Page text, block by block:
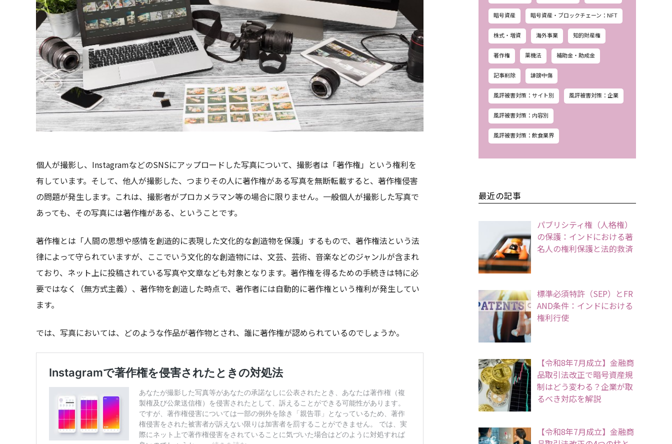
個人が撮影し、InstagramなどのSNSにアップロードした写真について、撮影者は「著作権」という権利を
有しています。そして、他人が撮影した、つまりその人に著作権がある写真を無断転載すると、著作権侵害
の問題が発生します。これは、撮影者がプロカメラマン等の場合に限りません。一般個人が撮影した写真で
あっても、その写真には著作権がある、ということです。
著作権とは「人間の思想や感情を創造的に表現した文化的な創造物を保護」するもので、著作権法という法
律によって守られていますが、ここでいう文化的な創造物には、文芸、芸術、音楽などのジャンルが含まれ
ており、ネット上に投稿されている写真や文章なども対象となります。著作権を得るための手続きは特に必
要ではなく（無⽅式主義）、著作物を創造した時点で、著作者には自動的に著作権という権利が発生してい
ます。
では、写真においては、どのような作品が著作物とされ、誰に著作権が認められているのでしょうか。
暗号資産 暗号資産・ブロックチェーン：NFT
株式・増資 海外事業 知的財産権
著作権 薬機法 補助金・助成金
記事削除 誹謗中傷
風評被害対策：サイト別 風評被害対策：企業
風評被害対策：内容別
風評被害対策：飲食業界
最近の記事
パブリシティ権（人格権）
の保護：インドにおける著
名人の権利保護と法的救済
標準必須特許（SEP）とFR
AND条件：インドにおける
権利行使
【令和8年7月成立】金融商
品取引法改正で暗号資産規
制はどう変わる？企業が取
るべき対応を解説
【令和8年7月成立】金融商